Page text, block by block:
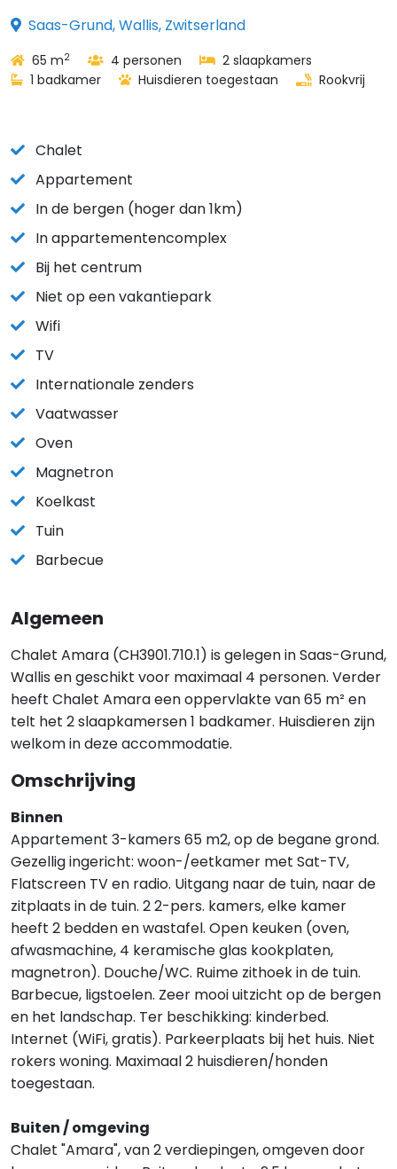
Saas-Grund, Wallis, Zwitserland
65 m2 4 personen
2 slaapkamers
1 badkamer
Huisdieren toegestaan Rookvrij
Chalet
Appartement
In de bergen (hoger dan 1km)
In appartementencomplex
Bij het centrum
Niet op een vakantiepark
Wifi
TV
Internationale zenders
Vaatwasser
Oven
Magnetron
Koelkast
Tuin
Barbecue
Algemeen
Chalet Amara (CH3901.710.1) is gelegen in Saas-Grund,
Wallis en geschikt voor maximaal 4 personen. Verder
heeft Chalet Amara een oppervlakte van 65 m² en
telt het 2 slaapkamersen 1 badkamer. Huisdieren zijn
welkom in deze accommodatie.
Omschrijving
Binnen
Appartement 3-kamers 65 m2, op de begane grond.
Gezellig ingericht: woon-/eetkamer met Sat-TV,
Flatscreen TV en radio. Uitgang naar de tuin, naar de
zitplaats in de tuin. 2 2-pers. kamers, elke kamer
heeft 2 bedden en wastafel. Open keuken (oven,
afwasmachine, 4 keramische glas kookplaten,
magnetron). Douche/WC. Ruime zithoek in de tuin.
Barbecue, ligstoelen. Zeer mooi uitzicht op de bergen
en het landschap. Ter beschikking: kinderbed.
Internet (WiFi, gratis). Parkeerplaats bij het huis. Niet
rokers woning. Maximaal 2 huisdieren/honden
toegestaan.
Buiten / omgeving
Chalet "Amara", van 2 verdiepingen, omgeven door